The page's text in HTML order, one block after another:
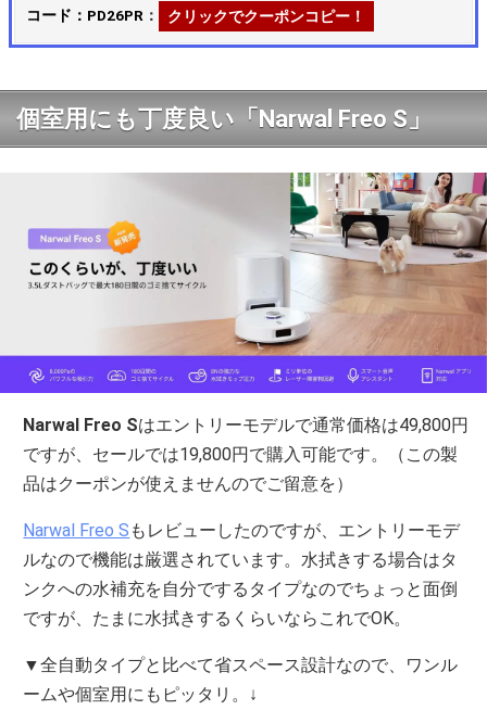
コード：PD26PR ： クリックでクーポンコピー！
個室用にも丁度良い「Narwal Freo S」
Narwal Freo Sはエントリーモデルで通常価格は49,800円
ですが、セールでは19,800円で購入可能です。（この製
品はクーポンが使えませんのでご留意を）
Narwal Freo S もレビューしたのですが、エントリーモデ
ルなので機能は厳選されています。水拭きする場合はタ
ンクへの水補充を自分でするタイプなのでちょっと面倒
ですが、たまに水拭きするくらいならこれでOK。
▼全自動タイプと比べて省スペース設計なので、ワンル
ームや個室用にもピッタリ。↓